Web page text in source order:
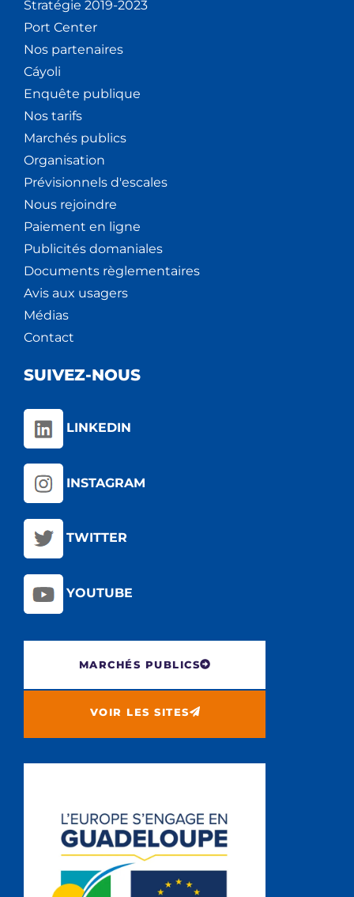
Stratégie 2019-2023
Port Center
Nos partenaires
Cáyoli
Enquête publique
Nos tarifs
Marchés publics
Organisation
Prévisionnels d'escales
Nous rejoindre
Paiement en ligne
Publicités domaniales
Documents règlementaires
Avis aux usagers
Médias
Contact
SUIVEZ-NOUS
LINKEDIN
INSTAGRAM
TWITTER
YOUTUBE
MARCHÉS PUBLICS
VOIR LES SITES